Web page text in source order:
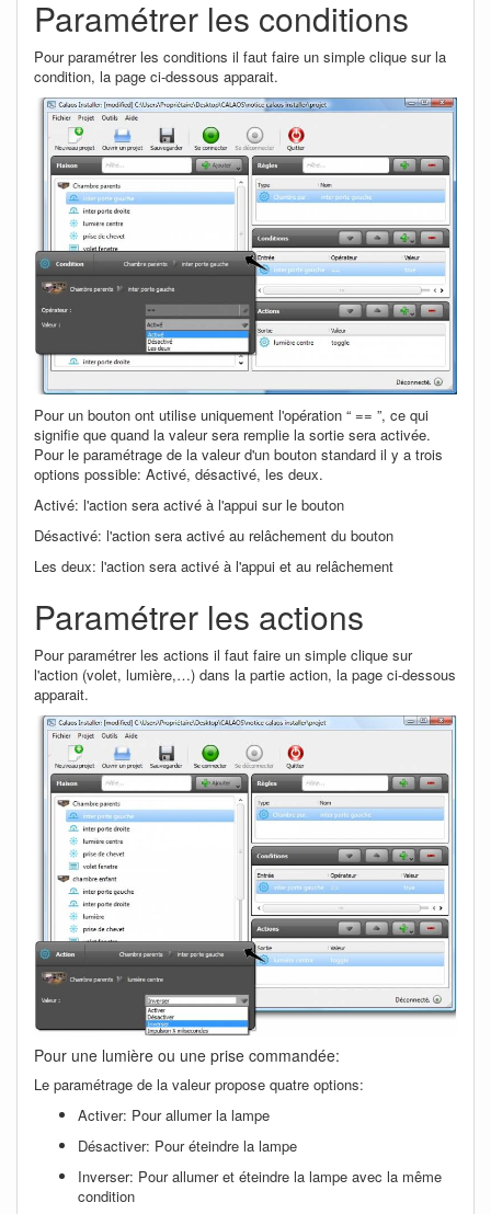
Paramétrer les conditions
Pour paramétrer les conditions il faut faire un simple clique sur la
condition, la page ci-dessous apparait.
Pour un bouton ont utilise uniquement l'opération “ == ”, ce qui
signifie que quand la valeur sera remplie la sortie sera activée.
Pour le paramétrage de la valeur d'un bouton standard il y a trois
options possible: Activé, désactivé, les deux.
Activé: l'action sera activé à l'appui sur le bouton
Désactivé: l'action sera activé au relâchement du bouton
Les deux: l'action sera activé à l'appui et au relâchement
Paramétrer les actions
Pour paramétrer les actions il faut faire un simple clique sur
l'action (volet, lumière,…) dans la partie action, la page ci-dessous
apparait.
Pour une lumière ou une prise commandée:
Le paramétrage de la valeur propose quatre options:
Activer: Pour allumer la lampe
Désactiver: Pour éteindre la lampe
Inverser: Pour allumer et éteindre la lampe avec la même
condition